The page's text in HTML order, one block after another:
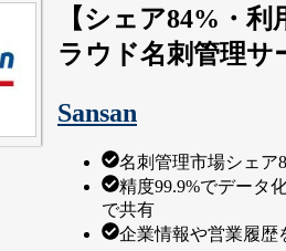
【シェア84%・
ラウド名刺管理サ
Sansan
名刺管理市場シェア
精度99.9%でデータ
で共有
企業情報や営業履歴